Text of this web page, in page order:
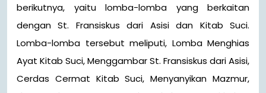
berikutnya, yaitu lomba-lomba yang berkaitan
dengan St. Fransiskus dari Asisi dan Kitab Suci.
Lomba-lomba tersebut meliputi, Lomba Menghias
Ayat Kitab Suci, Menggambar St. Fransiskus dari Asisi,
Cerdas Cermat Kitab Suci, Menyanyikan Mazmur,